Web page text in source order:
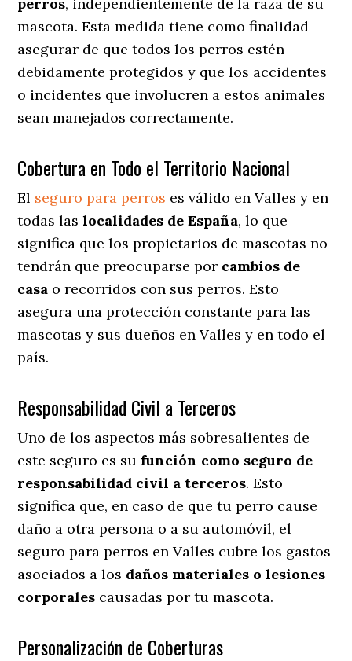
mascota. Esta medida tiene como finalidad
asegurar de que todos los perros estén
debidamente protegidos y que los accidentes
o incidentes que involucren a estos animales
sean manejados correctamente.
Cobertura en Todo el Territorio Nacional
El seguro para perros es válido en Valles y en
todas laslocalidades de España, lo que
significa que los propietarios de mascotas no
tendrán que preocuparse por cambios de
casa o recorridos con sus perros. Esto
asegura una protección constante para las
mascotas y sus dueños en Valles y en todo el
país.
Responsabilidad Civil a Terceros
Uno de los aspectos más sobresalientes de
este seguro es su función como seguro de
responsabilidad civil a terceros. Esto
significa que, en caso de que tu perro cause
daño a otra persona o a su automóvil, el
seguro para perros en Valles cubre los gastos
asociados a los daños materiales o lesiones
corporales causadas por tu mascota.
Personalización de Coberturas